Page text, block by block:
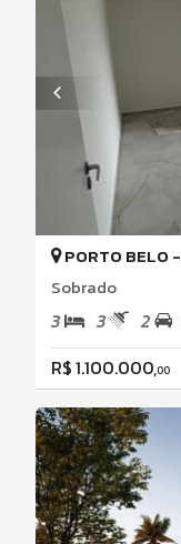
PORTO BELO -
Sobrado
3 3 2
R$ 1.100.000,00